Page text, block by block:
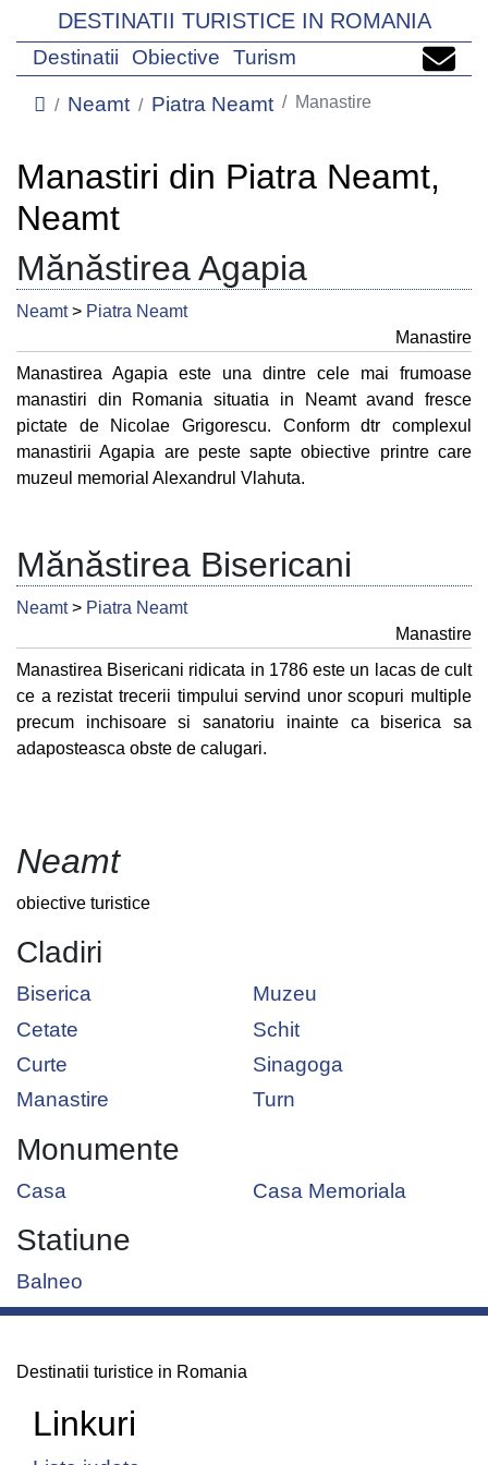
DESTINATII TURISTICE IN ROMANIA
Destinatii Obiective Turism
Neamt Piatra Neamt Manastire
Manastiri din Piatra Neamt,
Neamt
Mănăstirea Agapia
Neamt> Piatra Neamt
Manastire
Manastirea Agapia este una dintre cele mai frumoase
manastiri din Romania situatia in Neamt avand fresce
pictate de Nicolae Grigorescu. Conform dtr complexul
manastirii Agapia are peste sapte obiective printre care
muzeul memorial Alexandrul Vlahuta.
Mănăstirea Bisericani
Neamt> Piatra Neamt
Manastire
Manastirea Bisericani ridicata in 1786 este un lacas de cult
ce a rezistat trecerii timpului servind unor scopuri multiple
precum inchisoare si sanatoriu inainte ca biserica sa
adaposteasca obste de calugari.
Neamt
obiective turistice
Cladiri
Biserica
Cetate
Curte
Manastire
Muzeu
Schit
Sinagoga
Turn
Monumente
Casa Casa Memoriala
Statiune
Balneo
Destinatii turistice in Romania
Linkuri